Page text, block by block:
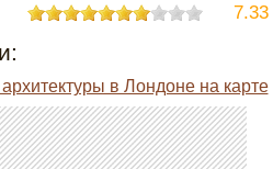
7.33
в Лондоне на карте